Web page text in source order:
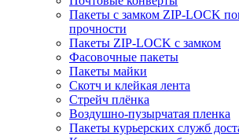
Пакеты с замком ZIP-LOCK
прочности
Пакеты ZIP-LOCK с замком
Фасовочные пакеты
Пакеты майки
Скотч и клейкая лента
Стрейч плёнка
Воздушно-пузырчатая пленка
Пакеты курьерских служб